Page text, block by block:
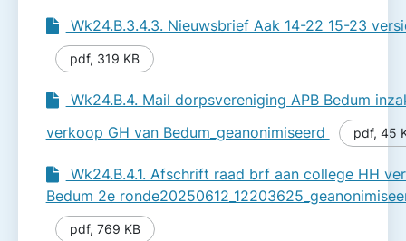
Wk24.B.3.4.3. Nieuwsbrief Aak 14-22 15-23
pdf, 319 KB
Wk24.B.4. Mail dorpsvereniging APB Bedum
verkoop GH van Bedum_geanonimiseerd
pdf, 45
Wk24.B.4.1. Afschrift raad brf aan college HH
Bedum 2e
pdf, 769 KB